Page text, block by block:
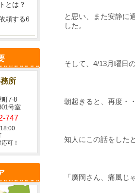
と思い、また安静に
した。
そして、4/13月曜日の
朝起きると、再度・
知人にこの話をした
「廣岡さん、痛風じ
とは？
頼する6
所
町7-8
号室
747
可！